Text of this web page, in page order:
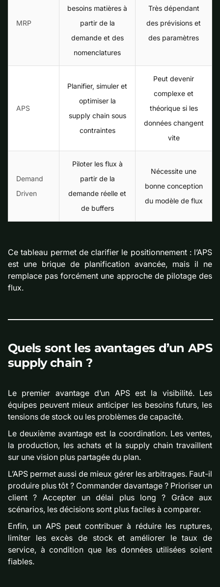
MRP
besoins matières à
partir de la
demande et des
nomenclatures
Très dépendant
des prévisions et
des paramètres
APS
Planifier, simuler et
optimiser la
supply chain sous
contraintes
Peut devenir
complexe et
théorique si les
données changent
vite
Demand
Driven
Piloter les flux à
partir de la
demande réelle et
de buffers
Nécessite une
bonne conception
du modèle de flux
Ce tableau permet de clarifier le positionnement : l’APS
est une brique de planification avancée, mais il ne
remplace pas forcément une approche de pilotage des
flux.
Quels sont les avantages d’un APS
supply chain ?
Le premier avantage d’un APS est la visibilité. Les
équipes peuvent mieux anticiper les besoins futurs, les
tensions de stock ou les problèmes de capacité.
Le deuxième avantage est la coordination. Les ventes,
la production, les achats et la supply chain travaillent
sur une vision plus partagée du plan.
L’APS permet aussi de mieux gérer les arbitrages. Faut-il
produire plus tôt ? Commander davantage ? Prioriser un
client ? Accepter un délai plus long ? Grâce aux
scénarios, les décisions sont plus faciles à comparer.
Enfin, un APS peut contribuer à réduire les ruptures,
limiter les excès de stock et améliorer le taux de
service, à condition que les données utilisées soient
fiables.